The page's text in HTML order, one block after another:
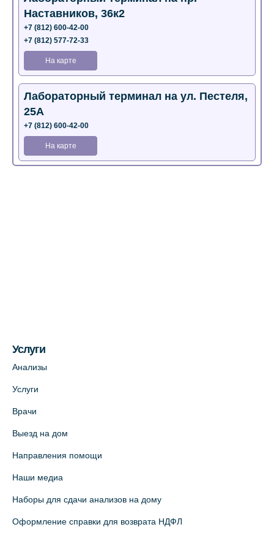
Наставников, 36к2
+7 (812) 600-42-00
+7 (812) 577-72-33
На карте
Лабораторный терминал на ул. Пестеля,
25А
+7 (812) 600-42-00
На карте
Медицинский центр на пр. Просвещения,
12к2 (официальный партнер)
Медицинский центр "Доктор Семейный"
(официальный партнер),
+7 (812) 664-55-80
На карте
Услуги
Анализы
Услуги
Врачи
Выезд на дом
Направления помощи
Наши медиа
Наборы для сдачи анализов на дому
Оформление справки для возврата НДФЛ